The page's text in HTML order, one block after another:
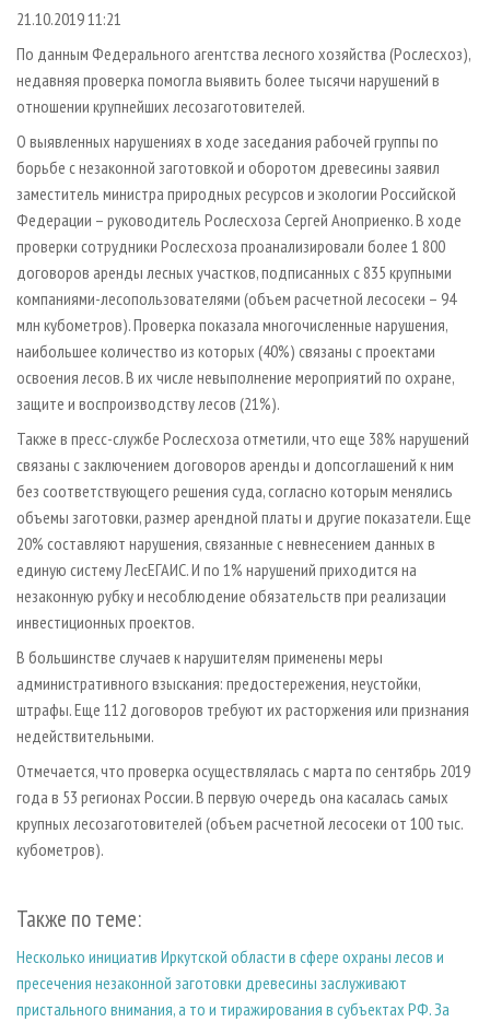
СУШКА ДРЕВЕСИНЫ
ПРОИЗВОДСТВО ДРЕВЕСНЫХ ПЛИТ
ДЕРЕВЯННОЕ ДОМОСТРОЕНИЕ
ПРОИЗВОДСТВО МЕБЕЛИ
БИОЭНЕРГЕТИКА
ЦБП
ИНСТРУМЕНТ И МАТЕРИАЛЫ
ПЕРСОНЫ
МОБИЛЬНЫЕ ВЫСТАВКИ
ОФИЦИАЛЬНЫЕ ДЕЛЕГАЦИИ
RUSSIAN FORESTRY REVIEW
ГАЗЕТА ЛЕСПРОМФОРУМ
БИБЛИОТЕКА СПЕЦИАЛИСТА
КОНТАКТЫ
РЕКЛАМА
РЕКЛАМА НА САЙТЕ
21.10.2019 11:21
По данным Федерального агентства лесного хозяйства (Рослесхоз),
недавняя проверка помогла выявить более тысячи нарушений в
отношении крупнейших лесозаготовителей.
О выявленных нарушениях в ходе заседания рабочей группы по
борьбе с незаконной заготовкой и оборотом древесины заявил
заместитель министра природных ресурсов и экологии Российской
Федерации – руководитель Рослесхоза Сергей Аноприенко. В ходе
проверки сотрудники Рослесхоза проанализировали более 1 800
договоров аренды лесных участков, подписанных с 835 крупными
компаниями-лесопользователями (объем расчетной лесосеки – 94
млн кубометров). Проверка показала многочисленные нарушения,
наибольшее количество из которых (40%) связаны с проектами
освоения лесов. В их числе невыполнение мероприятий по охране,
защите и воспроизводству лесов (21%).
Также в пресс-службе Рослесхоза отметили, что еще 38% нарушений
связаны с заключением договоров аренды и допсоглашений к ним
без соответствующего решения суда, согласно которым менялись
объемы заготовки, размер арендной платы и другие показатели. Еще
20% составляют нарушения, связанные с невнесением данных в
единую систему ЛесЕГАИС. И по 1% нарушений приходится на
незаконную рубку и несоблюдение обязательств при реализации
инвестиционных проектов.
В большинстве случаев к нарушителям применены меры
административного взыскания: предостережения, неустойки,
штрафы. Еще 112 договоров требуют их расторжения или признания
недействительными.
Отмечается, что проверка осуществлялась с марта по сентябрь 2019
года в 53 регионах России. В первую очередь она касалась самых
крупных лесозаготовителей (объем расчетной лесосеки от 100 тыс.
кубометров).
Также по теме:
Несколько инициатив Иркутской области в сфере охраны лесов и
пресечения незаконной заготовки древесины заслуживают
пристального внимания, а то и тиражирования в субъектах РФ. За